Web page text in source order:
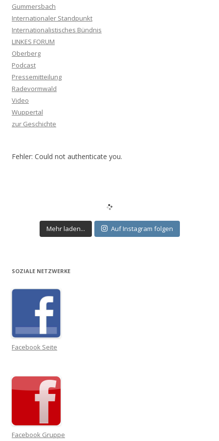
Gummersbach
Internationaler Standpunkt
Internationalistisches Bündnis
LINKES FORUM
Oberberg
Podcast
Pressemitteilung
Radevormwald
Video
Wuppertal
zur Geschichte
Fehler: Could not authenticate you.
Mehr laden... Auf Instagram folgen
SOZIALE NETZWERKE
Facebook Seite
Facebook Gruppe